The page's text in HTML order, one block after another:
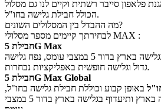
פלאפון סייבר רשתית וקיים לנו גם מסלול
הכולל חבילת גלישה בחו"ל.
מה ההבדל בין המסלולים השונים?
לבחירתך קיימים מספר מסלולי MAX :
חבילת 5G Max
התוכנית כוללת תיעדוף בגלישה בארץ בדור 5 במצבי עומס, נפח גלישה
גדול וגלישה חופשית באפליקציות נבחרות.
חבילת 5G Max Global
באופן קבוע וכוללת חבילת גלישה בחו"ל,
חבילת גלישה ענקית לגלישה בארץ ותיעדוף בגלישה בארץ בדור 5 במצבי